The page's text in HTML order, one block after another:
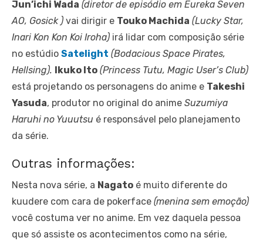
Jun’ichi Wada (diretor de episódio em Eureka Seven
AO, Gosick ) vai dirigir e Touko Machida (Lucky Star,
Inari Kon Kon Koi Iroha) irá lidar com composição série
no estúdio Satelight (Bodacious Space Pirates,
Hellsing).
Ikuko Ito (Princess Tutu, Magic User’s Club)
está projetando os personagens do anime e Takeshi
Yasuda, produtor no original do anime Suzumiya
Haruhi no Yuuutsu é responsável pelo planejamento
da série.
Outras informações:
Nesta nova série, a Nagato é muito diferente do
kuudere com cara de pokerface (menina sem emoção)
você costuma ver no anime. Em vez daquela pessoa
que só assiste os acontecimentos como na série,